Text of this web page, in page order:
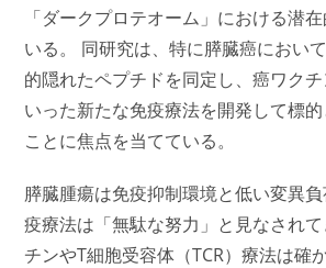
「ダークプロテオーム」における潜
いる。 同研究は、特に膵臓癌におい
的隠れたペプチドを同定し、癌ワク
いった新たな免疫療法を開発して標
ことに焦点を当てている。
膵臓腫瘍は免疫抑制環境と低い変異
疫療法は「無駄な努力」と見なされ
チンやT細胞受容体（TCR）療法は確